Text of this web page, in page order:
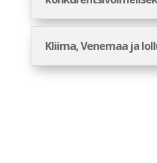
Kliima, Venemaa ja